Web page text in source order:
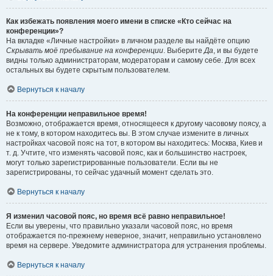
Как избежать появления моего имени в списке «Кто сейчас на
конференции»?
На вкладке «Личные настройки» в личном разделе вы найдёте опцию
Скрывать моё пребывание на конференции . Выберите Да , и вы будете
видны только администраторам, модераторам и самому себе. Для всех
остальных вы будете скрытым пользователем.
Вернуться к началу
На конференции неправильное время!
Возможно, отображается время, относящееся к другому часовому поясу, а
не к тому, в котором находитесь вы. В этом случае измените в личных
настройках часовой пояс на тот, в котором вы находитесь: Москва, Киев и
т. д. Учтите, что изменять часовой пояс, как и большинство настроек,
могут только зарегистрированные пользователи. Если вы не
зарегистрированы, то сейчас удачный момент сделать это.
Вернуться к началу
Я изменил часовой пояс, но время всё равно неправильное!
Если вы уверены, что правильно указали часовой пояс, но время
отображается по-прежнему неверное, значит, неправильно установлено
время на сервере. Уведомите администратора для устранения проблемы.
Вернуться к началу